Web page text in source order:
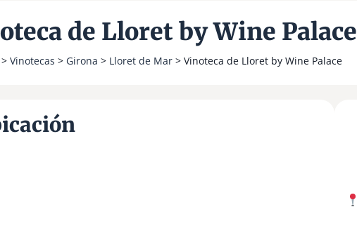
de Lloret by Wine Palace
Vinotecas > Girona > Lloret de Mar > Vinoteca de Lloret by Wine Palace